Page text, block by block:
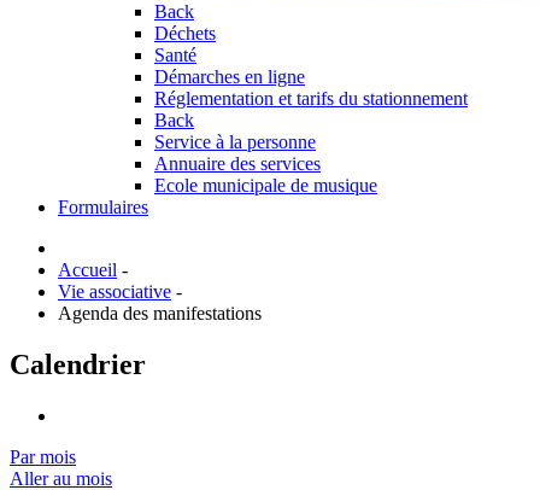
Back
Déchets
Santé
Démarches en ligne
Réglementation et tarifs du stationnement
Back
Service à la personne
Annuaire des services
Ecole municipale de musique
Formulaires
Accueil -
Vie associative -
Agenda des manifestations
Calendrier
Par mois
Aller au mois